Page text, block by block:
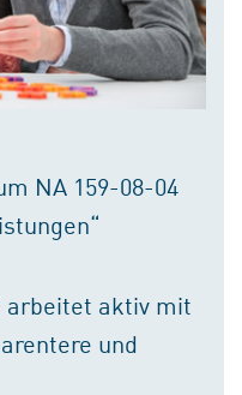
NA 159-08-04
arbeitet aktiv mit
und